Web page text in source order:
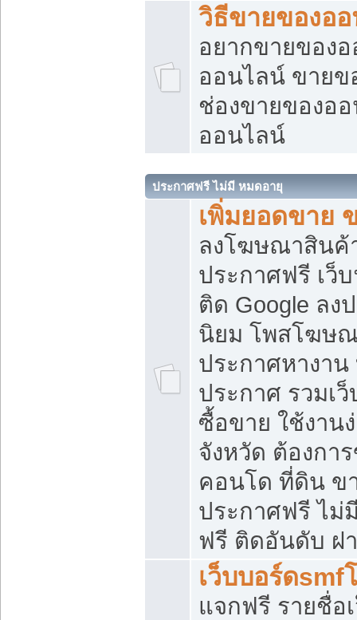
วิธีขายของอ
อยากขายของ
ออนไลน์ ขายข
ช่องขายของอ
ออนไลน์
ประกาศฟรี ไม่มี หมดอายุ
เพิ่มยอดขาย
ลงโฆษณาสิน
ประกาศฟรี เว็
ติด Google ลง
นิยม โพสโฆษ
ประกาศหางาน
ประกาศ รวมเ
ซื้อขาย ใช้งาน
จังหวัด ต้องกา
คอนโด ที่ดิน ข
ประกาศฟรี ไม่
ฟรี ติดอันดับ ฝ
เว็บบอร์ดsmf
แจกฟรี รายชื่อ